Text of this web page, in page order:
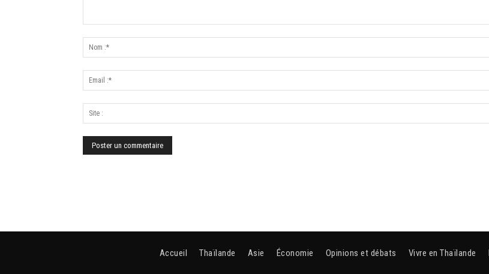
Accueil Thaïlande Asie Économie Opinions et débats Vivre en Thaïlande